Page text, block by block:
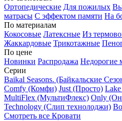
Ортопедические Для пожилых
матрасы С эффектом памяти На
По материалам
Кокосовые Латексные Из
Жаккардовые Трикотажные
По цене
Новинки Распродажа Недорогие
Серии
Baikal Seasons. (Байкальские
Comfy (Комфи) Just (Просто)
MultiFlex (МультиФлекс) Only
Technology (Слип технолоджи)
Смотреть все Кровати